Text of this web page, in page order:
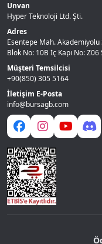
Unvan
Hyper Teknoloji Ltd. Şti.
Adres
Esentepe Mah.
Blok No: 10B İç Kapı No:
Müşteri Temsilcisi
+90(850) 305 5164
İletişim E-Posta
info@bursagb.com